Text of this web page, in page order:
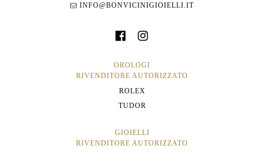
INFO@BONVICINIGIOIELLI.IT
OROLOGI
RIVENDITORE AUTORIZZATO
ROLEX
TUDOR
GIOIELLI
RIVENDITORE AUTORIZZATO